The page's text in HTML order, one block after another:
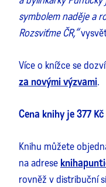
symbolem naděje a
Rozsviťme ČR,“
Více o knížce se
za novými výzvami.
Cena knihy je 377
Knihu můžete
na adrese
rovněž v distribuční